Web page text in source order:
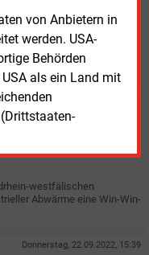
von Anbietern in
werden. USA-
Behörden
als ein Land mit
Sheikh diskutierten
Dimensionen von
für Düsseldorfer
westfälischen
Abwärme eine Win-Win-
Donnerstag, 22.09.2022, 15:39